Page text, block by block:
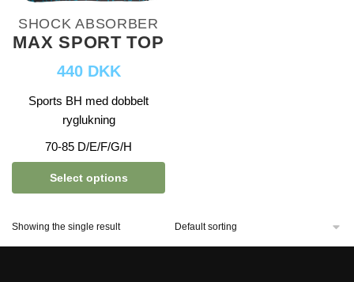
SHOCK ABSORBER
MAX SPORT TOP
440 DKK
Sports BH med dobbelt
ryglukning
70-85 D/E/F/G/H
Select options
Showing the single result